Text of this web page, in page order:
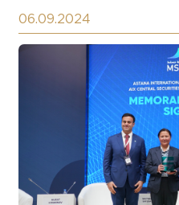
06.09.2024